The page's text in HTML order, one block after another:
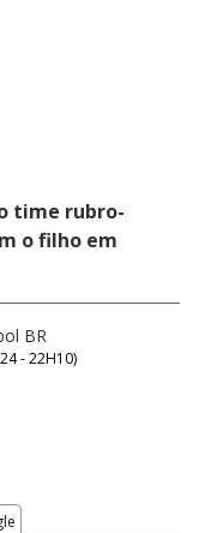
time rubro-
o filho em
BR
- 22H10)